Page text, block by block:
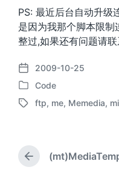
PS: 最近后台自动升级
是因为我那个脚本限制
整过,如果还有问题请
发
布
日
2009-10-25
发
布
Code
标
ftp, me, Memedia,
上